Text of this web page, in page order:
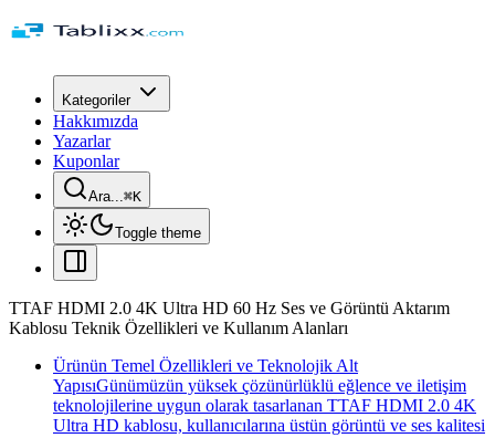
Kategoriler
Hakkımızda
Yazarlar
Kuponlar
Ara...⌘K
Toggle theme
TTAF HDMI 2.0 4K Ultra HD 60 Hz Ses ve Görüntü Aktarım
Kablosu Teknik Özellikleri ve Kullanım Alanları
Ürünün Temel Özellikleri ve Teknolojik Alt
YapısıGünümüzün yüksek çözünürlüklü eğlence ve iletişim
teknolojilerine uygun olarak tasarlanan TTAF HDMI 2.0 4K
Ultra HD kablosu, kullanıcılarına üstün görüntü ve ses kalitesi